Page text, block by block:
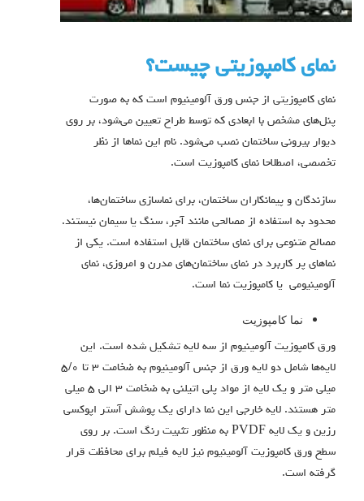
نمای کامپوزیتی چیست؟
نمای کامپوزیتی از جنس ورق آلومینیوم است که به صورت
پنل‌های مشخص با ابعادی که توسط طراح تعیین می‌شود، بر روی
دیوار بیرونی ساختمان نصب می‌شود. نام این نماها از نظر
تخصصی، اصطلاحا نمای کامپوزیت است.
سازندگان و پیمانکاران ساختمان، برای نماسازی ساختمان‌ها،
محدود به استفاده از مصالحی مانند آجر، سنگ یا سیمان نیستند.
مصالح متنوعی برای نمای ساختمان قابل استفاده است. یکی از
نماهای پر کاربرد در نمای ساختمان‌های مدرن و امروزی، نمای
آلومینیومی یا کامپوزیت نما است.
نما کامپوزیت
ورق کامپوزیت آلومینیوم از سه لایه تشکیل شده است. این
لایه‌ها شامل دو لایه ورق از جنس آلومینیوم به ضخامت ۳ تا ۵/۰
میلی متر و یک لایه از مواد پلی اتیلنی به ضخامت ۳ الی ۵ میلی
متر هستند. لایه خارجی این نما دارای یک پوشش آستر اپوکسی
رزین و یک لایه PVDF به منظور تثبیت رنگ است. بر روی
سطح ورق کامپوزیت آلومینیوم نیز لایه فیلم برای محافظت قرار
گرفته است.